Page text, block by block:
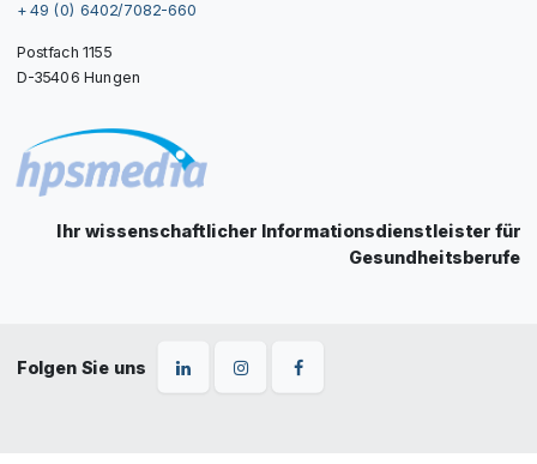
+ 49 (0) 6402/7082-660
Postfach 1155
D-35406 Hungen
Ihr wissenschaftlicher Informationsdienstleister für
Gesundheitsberufe
Folgen Sie uns